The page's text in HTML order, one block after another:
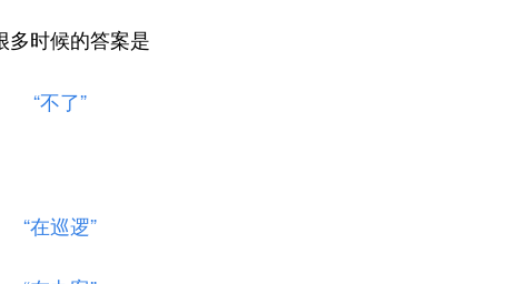
多时候的答案是
“不了”
“在巡逻”